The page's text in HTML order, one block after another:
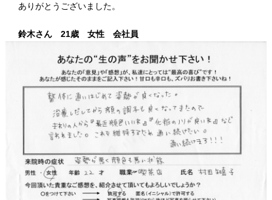
ありがとうございました。
鈴木さん 21歳 女性 会社員